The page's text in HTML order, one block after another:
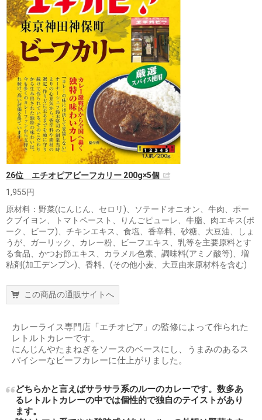
26位 エチオピアビーフカリー 200g×5個
1,955円
原材料：野菜(にんじん、セロリ)、ソテードオニオン、牛肉、ポー
クブイヨン、トマトペースト、りんごピューレ、牛脂、肉エキス(ポ
ーク、ビーフ)、チキンエキス、食塩、香辛料、砂糖、大豆油、しょ
うが、ガーリック、カレー粉、ビーフエキス、乳等を主要原料とす
る食品、かつお節エキス、カラメル色素、調味料(アミノ酸等)、増
粘剤(加工デンプン)、香料、(その他小麦、大豆由来原材料を含む)
この商品の通販サイトへ
カレーライス専門店「エチオピア」の監修によって作られた
レトルトカレーです。
にんじんやたまねぎをソースのベースにし、うまみのあるス
パイシーなビーフカレーに仕上がりました。
どちらかと言えばサラサラ系のルーのカレーです。数多あ
るレトルトカレーの中では個性的で独自のテイストがあり
ます。